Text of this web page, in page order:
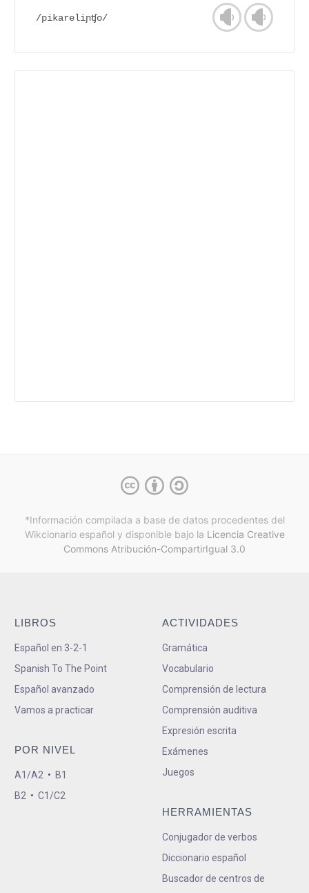
/pikareliɲʧo/
*Información compilada a base de datos procedentes del
Wikcionario español y disponible bajo la Licencia Creative
Commons Atribución-CompartirIgual 3.0
LIBROS
Español en 3-2-1
Spanish To The Point
Español avanzado
Vamos a practicar
POR NIVEL
A1/A2 • B1
B2 • C1/C2
ACTIVIDADES
Gramática
Vocabulario
Comprensión de lectura
Comprensión auditiva
Expresión escrita
Exámenes
Juegos
HERRAMIENTAS
Conjugador de verbos
Diccionario español
Buscador de centros de